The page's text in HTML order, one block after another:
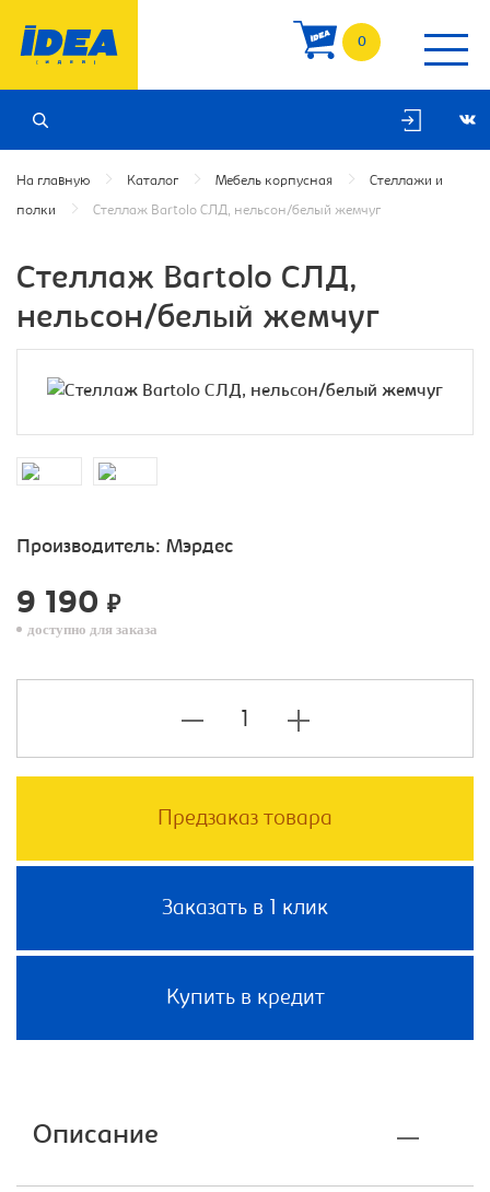
0
На главную Каталог Мебель корпусная Стеллажи и
полки Стеллаж Bartolo СЛД, нельсон/белый жемчуг
Стеллаж Bartolo СЛД,
нельсон/белый жемчуг
Производитель: Мэрдес
9 190 ₽
доступно для заказа
Предзаказ товара
Заказать в 1 клик
Купить в кредит
Описание